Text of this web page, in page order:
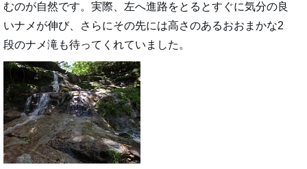
むのが自然です。実際、左へ進路をとるとすぐに気分の良
いナメが伸び、さらにその先には高さのあるおおまかな2
段のナメ滝も待ってくれていました。